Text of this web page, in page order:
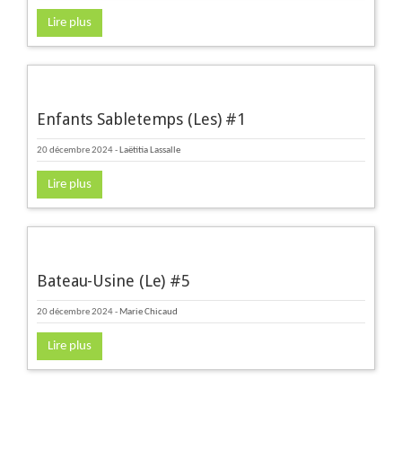
Lire plus
Enfants Sabletemps (Les) #1
20 décembre 2024- Laëtitia Lassalle
Lire plus
Bateau-Usine (Le) #5
20 décembre 2024- Marie Chicaud
Lire plus